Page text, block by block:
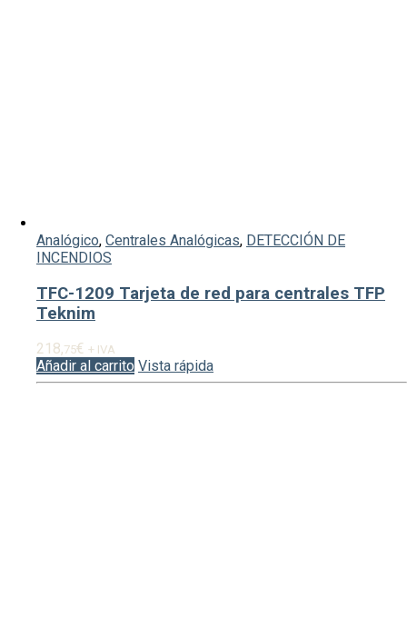
Analógico, Centrales Analógicas, DETECCIÓN DE
INCENDIOS
TFC-1209 Tarjeta de red para centrales TFP
Teknim
218,75€ + IVA
Añadir al carrito Vista rápida